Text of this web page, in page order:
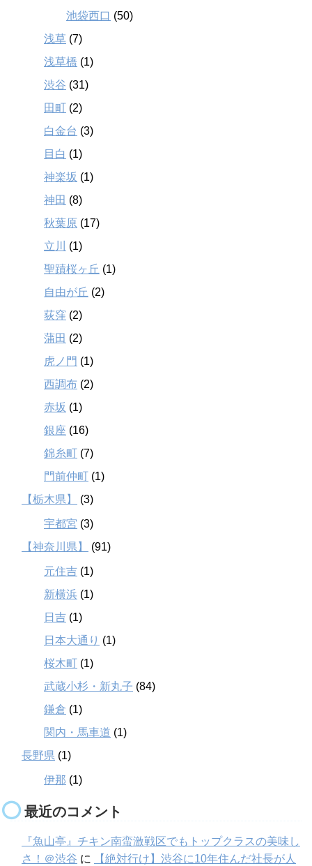
池袋西口 (50)
浅草 (7)
浅草橋 (1)
渋谷 (31)
田町 (2)
白金台 (3)
目白 (1)
神楽坂 (1)
神田 (8)
秋葉原 (17)
立川
(1)
聖蹟桜ヶ丘 (1)
自由が丘 (2)
荻窪 (2)
蒲田 (2)
虎ノ門 (1)
西調布 (2)
赤坂 (1)
銀座 (16)
錦糸町 (7)
門前仲町 (1)
【栃木県】
(3)
宇都宮 (3)
【神奈川県】
(91)
元住吉 (1)
新横浜 (1)
日吉 (1)
日本大通り (1)
桜木町 (1)
武蔵小杉・新丸子 (84)
鎌倉 (1)
関内・馬車道 (1)
長野県 (1)
伊那 (1)
最近のコメント
『魚山亭』チキン南蛮激戦区でもトップクラスの美味し
さ！＠渋谷 に
【絶対行け】渋谷に10年住んだ社長が人